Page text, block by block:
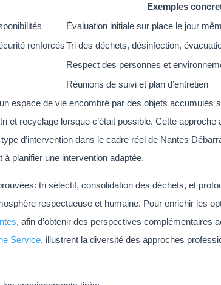
Exemples
Évaluation initiale sur place le jour
renforcés Tri des déchets, désinfection,
Respect des personnes et
Réunions de suivi et plan d’entretien
espace de vie encombré par des objets accumulés
recyclage lorsque c’était possible. Cette
d’intervention dans le cadre réel de Nantes
planifier une intervention adaptée.
tri sélectif, consolidation des déchets, et
respectueuse et humaine. Pour enrichir les
, afin d’obtenir des perspectives complémentaires
Service, illustrent la diversité des approches